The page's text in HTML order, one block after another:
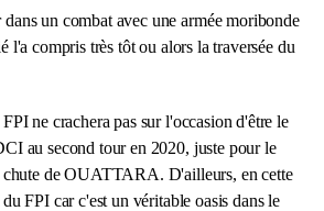
un combat avec une armée moribonde
l'a compris très tôt ou alors la traversée du
ne crachera pas sur l'occasion d'être le
au second tour en 2020, juste pour le
chute de OUATTARA. D'ailleurs, en cette
FPI car c'est un véritable oasis dans le